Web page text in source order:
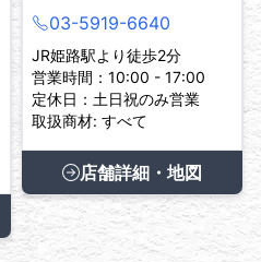
03-5919-6640
JR姫路駅より徒歩2分
営業時間：10:00 - 17:00
定休日：土日祝のみ営業
取扱商材: すべて
店舗詳細・地図